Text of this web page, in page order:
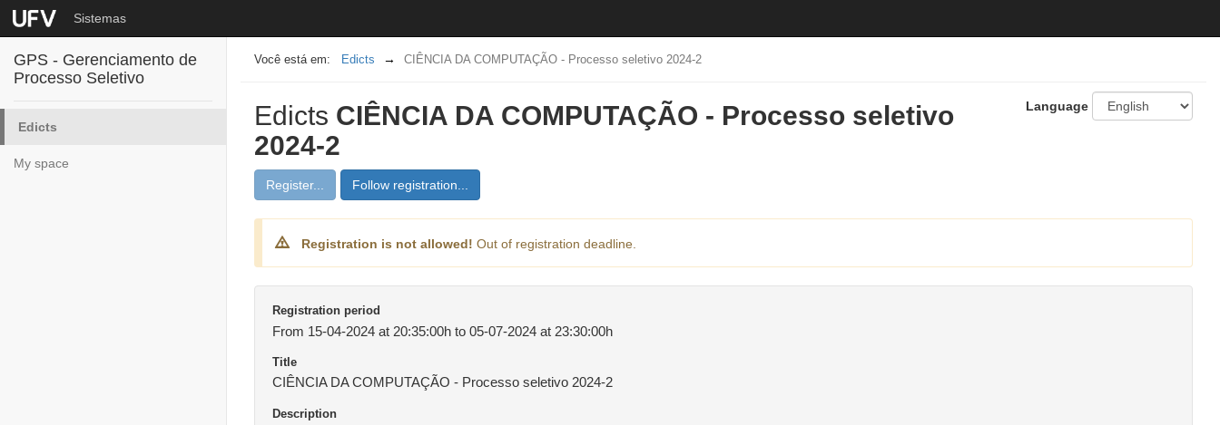
Sistemas
GPS - Gerenciamento de
Processo Seletivo
Edicts
My space
Edicts CIÊNCIA DA COMPUTAÇÃO - Processo seletivo 2024-2
Language
Edicts CIÊNCIA DA COMPUTAÇÃO - Processo seletivo
2024-2
Register... Follow registration...
Registration is not allowed! Out of registration deadline.
Registration period
From 15-04-2024 at 20:35:00h to 05-07-2024 at 23:30:00h
Title
CIÊNCIA DA COMPUTAÇÃO - Processo seletivo 2024-2
Description